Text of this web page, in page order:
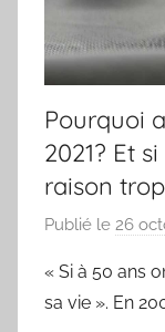
Pourquoi
2021? Et
raison
Publié le 26
« Si à 50 ans
sa vie ». En